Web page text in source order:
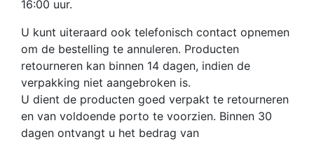
16:00 uur.
U kunt uiteraard ook telefonisch contact opnemen
om de bestelling te annuleren. Producten
retourneren kan binnen 14 dagen, indien de
verpakking niet aangebroken is.
U dient de producten goed verpakt te retourneren
en van voldoende porto te voorzien. Binnen 30
dagen ontvangt u het bedrag van